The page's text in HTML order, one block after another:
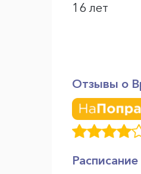
16 лет
Отзывы о